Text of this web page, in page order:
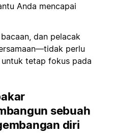
Anda mencapai
dan pelacak
perlu
tetap fokus pada
sebuah
diri